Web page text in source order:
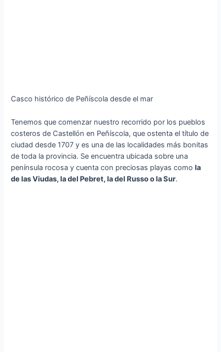
Casco histórico de Peñíscola desde el mar
Tenemos que comenzar nuestro recorrido por los pueblos
costeros de Castellón en Peñíscola, que ostenta el título de
ciudad desde 1707 y es una de las localidades más bonitas
de toda la provincia. Se encuentra ubicada sobre una
península rocosa y cuenta con preciosas playas comola
de las Viudas, la del Pebret, la del Russo o la Sur.